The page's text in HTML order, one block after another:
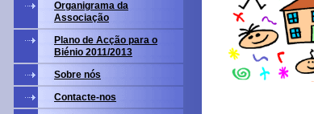
Organigrama da
Associação
Plano de Acção para o
Biénio 2011/2013
Sobre nós
Contacte-nos